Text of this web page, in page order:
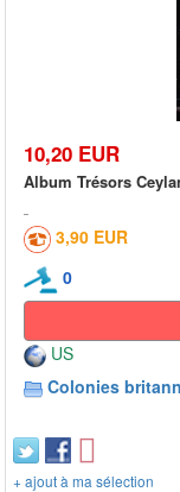
10,20 EUR
Album Trésors
3,90 EUR
0
US
Colonies
+ ajout à ma sélection